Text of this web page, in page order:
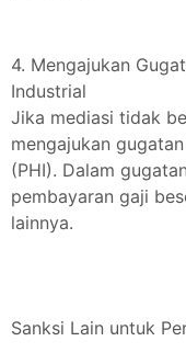
4. Mengajukan
Industrial
Jika mediasi tidak
mengajukan
(PHI). Dalam
pembayaran gaji
lainnya.
Sanksi Lain untuk